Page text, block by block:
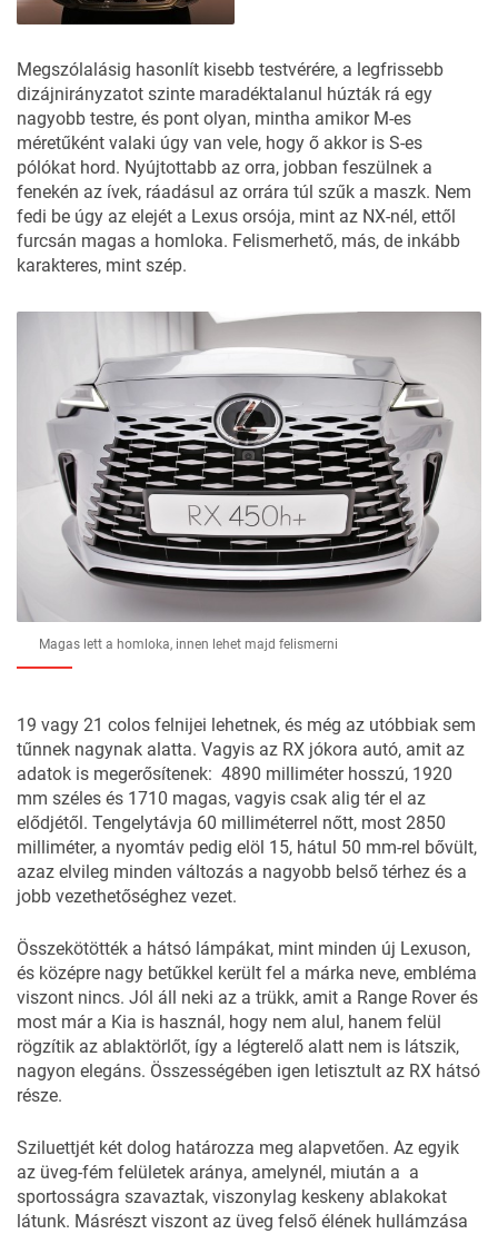
Megszólalásig hasonlít kisebb testvérére, a legfrissebb
dizájnirányzatot szinte maradéktalanul húzták rá egy
nagyobb testre, és pont olyan, mintha amikor M-es
méretűként valaki úgy van vele, hogy ő akkor is S-es
pólókat hord. Nyújtottabb az orra, jobban feszülnek a
fenekén az ívek, ráadásul az orrára túl szűk a maszk. Nem
fedi be úgy az elejét a Lexus orsója, mint az NX-nél, ettől
furcsán magas a homloka. Felismerhető, más, de inkább
karakteres, mint szép.
Magas lett a homloka, innen lehet majd felismerni
19 vagy 21 colos felnijei lehetnek, és még az utóbbiak sem
tűnnek nagynak alatta. Vagyis az RX jókora autó, amit az
adatok is megerősítenek: 4890 milliméter hosszú, 1920
mm széles és 1710 magas, vagyis csak alig tér el az
elődjétől. Tengelytávja 60 milliméterrel nőtt, most 2850
milliméter, a nyomtáv pedig elöl 15, hátul 50 mm-rel bővült,
azaz elvileg minden változás a nagyobb belső térhez és a
jobb vezethetőséghez vezet.
Összekötötték a hátsó lámpákat, mint minden új Lexuson,
és középre nagy betűkkel került fel a márka neve, embléma
viszont nincs. Jól áll neki az a trükk, amit a Range Rover és
most már a Kia is használ, hogy nem alul, hanem felül
rögzítik az ablaktörlőt, így a légterelő alatt nem is látszik,
nagyon elegáns. Összességében igen letisztult az RX hátsó
része.
Sziluettjét két dolog határozza meg alapvetően. Az egyik
az üveg-fém felületek aránya, amelynél, miután a a
sportosságra szavaztak, viszonylag keskeny ablakokat
látunk. Másrészt viszont az üveg felső élének hullámzása